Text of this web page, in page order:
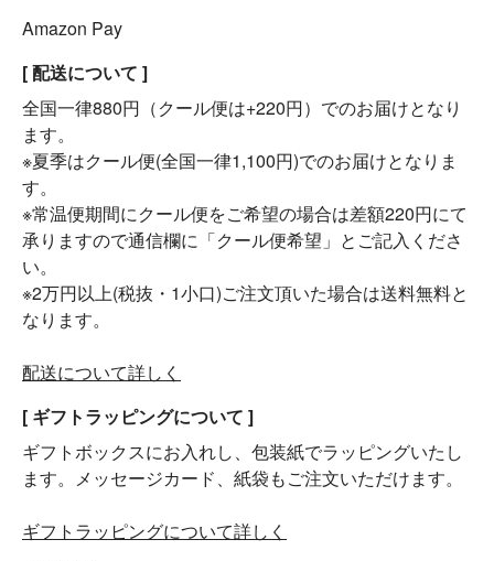
Amazon Pay
[ 配送について ]
全国一律880円（クール便は+220円）でのお届けとなり
ます。
※夏季はクール便(全国一律1,100円)でのお届けとなりま
す。
※常温便期間にクール便をご希望の場合は差額220円にて
承りますので通信欄に「クール便希望」とご記入くださ
い。
※2万円以上(税抜・1小口)ご注文頂いた場合は送料無料と
なります。
配送について詳しく
[ ギフトラッピングについて ]
ギフトボックスにお入れし、包装紙でラッピングいたし
ます。メッセージカード、紙袋もご注文いただけます。
ギフトラッピングについて詳しく